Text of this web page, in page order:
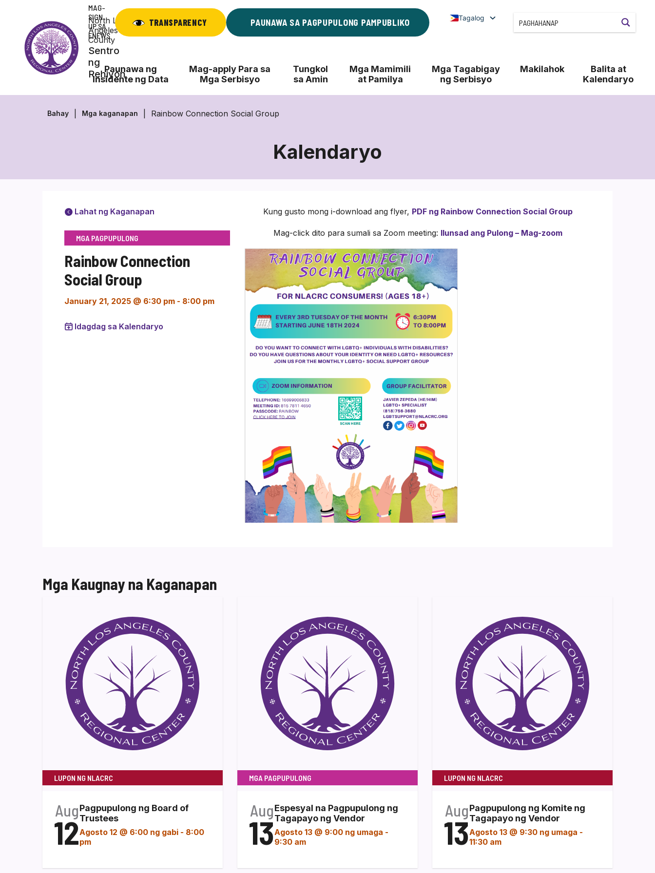
nilalaman
North Los
Angeles
County
Sentro
ng
Rehiyon
MAG-
SIGN
UP SA
ENEWS
TRANSPARENCY PAUNAWA SA PAGPUPULONG PAMPUBLIKO Tagalog
Paunawa ng
Insidente ng Data
Mag-apply Para sa
Mga Serbisyo
Tungkol
sa Amin
Mga Mamimili
at Pamilya
Mga Tagabigay
ng Serbisyo
Makilahok
Balita at
Kalendaryo
Bahay Mga kaganapan Rainbow Connection Social Group
Kalendaryo
Lahat ng Kaganapan
MGA PAGPUPULONG
Rainbow Connection
Social Group
January 21, 2025 @ 6:30 pm - 8:00 pm
Idagdag sa Kalendaryo
Kung gusto mong i-download ang flyer, PDF ng Rainbow Connection Social Group
Mag-click dito para sumali sa Zoom meeting: Ilunsad ang Pulong – Mag-zoom
Mga Kaugnay na Kaganapan
LUPON NG NLACRC
Aug
12
Pagpupulong ng Board of
Trustees
Agosto 12 @ 6:00 ng gabi - 8:00
pm
MGA PAGPUPULONG
Aug
13
Espesyal na Pagpupulong ng
Tagapayo ng Vendor
Agosto 13 @ 9:00 ng umaga -
9:30 am
LUPON NG NLACRC
Aug
13
Pagpupulong ng Komite ng
Tagapayo ng Vendor
Agosto 13 @ 9:30 ng umaga -
11:30 am